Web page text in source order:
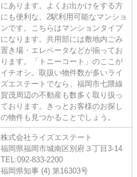
にあります。よくお出かけをする方
にも便利な、2駅利用可能なマンショ
ンです。こちらはマンションタイプ
になります。共用部には敷地内ごみ
置き場・エレベータなどが揃ってお
ります。「トニーコート」のここが
イチオシ。取扱い物件数が多いライ
ズエステートでなら、福岡市七隈線
賀茂周辺の不動産も数多く取り扱っ
ております。きっとお客様のお探し
の物件も見つかることでしょう。
株式会社ライズエステート
福岡県福岡市城南区別府３丁目3-14
TEL:092-833-2200
福岡県知事 (4) 第16303号